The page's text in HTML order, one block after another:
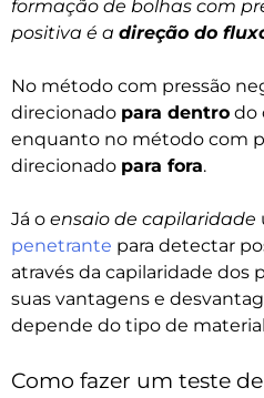
formação de bolhas com
positiva é a direção do
No método com pressão
direcionado para dentro do
enquanto no método com
direcionado para fora.
Já o ensaio de capilaridade
penetrante para detectar
através da capilaridade dos
suas vantagens e
depende do tipo de
Como fazer um teste